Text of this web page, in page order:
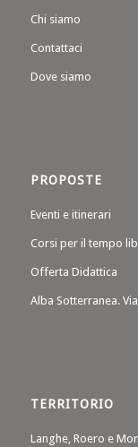
Chi siamo
Contattaci
Dove siamo
PROPOSTE
Eventi e itinerari
Corsi per il tempo
Offerta Didattica
Alba Sotterranea.
TERRITORIO
Langhe, Roero e